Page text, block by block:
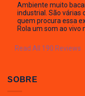
Ambiente muito
industrial. São várias
quem procura essa
Rola um som ao vivo
Read All 190 Reviews
SOBRE